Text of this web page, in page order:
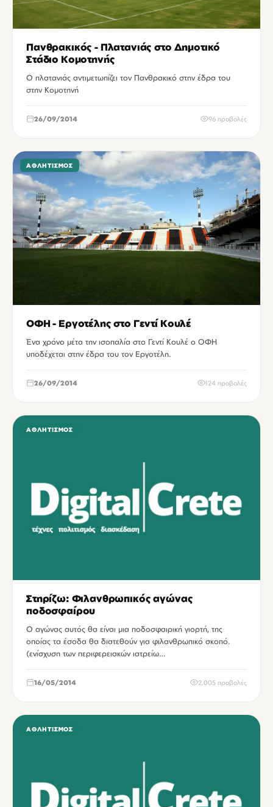
Πανθρακικός - Πλατανιάς στο Δημοτικό
Στάδιο Κομοτηνής
Ο πλατανιάς αντιμετωπίζει τον Πανθρακικό στην έδρα του
στην Κομοτηνή
26/09/2014 96 προβολές
ΑΘΛΗΤΙΣΜΌΣ
ΟΦΗ - Εργοτέλης στο Γεντί Κουλέ
Ένα χρόνο μέτα την ισοπαλία στο Γεντί Κουλέ ο ΟΦΗ
υποδέχεται στην έδρα του τον Εργοτέλη.
26/09/2014 124 προβολές
ΑΘΛΗΤΙΣΜΌΣ
Στηρίζω: Φιλανθρωπικός αγώνας
ποδοσφαίρου
Ο αγώνας αυτός θα είναι μια ποδοσφαιρική γιορτή, της
οποίας τα έσοδα θα διατεθούν για φιλανθρωπικό σκοπό.
(ενίσχυση των περιφερειακών ιατρείω…
16/05/2014 2,005 προβολές
ΑΘΛΗΤΙΣΜΌΣ